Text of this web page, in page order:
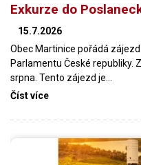
Exkurze do
15.7.2026
Obec Martinice pořádá
Parlamentu České republiky.
srpna. Tento zájezd je…
Číst více